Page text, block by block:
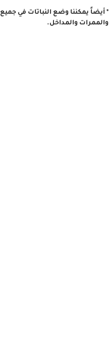
* أيضاً يمكننا وضع النباتات في
والممرات والمداخل.